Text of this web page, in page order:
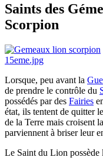
Saints des
Scorpion
Lorsque, peu avant la
de prendre le contrôle du
possédés par des Fairies
état, ils tentent de quitter
de la Terre mais croisent
parviennent à briser leur
Le Saint du Lion possède